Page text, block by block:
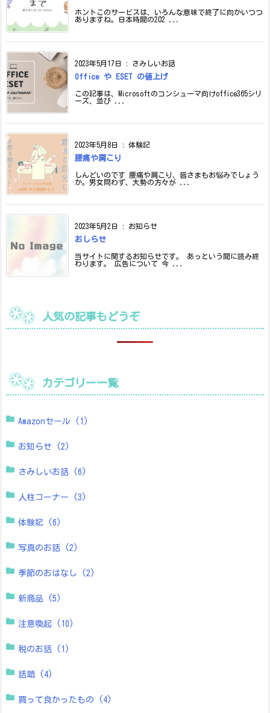
ホントこのサービスは、いろんな意味で終了に向かいつつ
ありますね。日本時間の202 ...
2023年5月17日 : さみしいお話
Office や ESET の値上げ
この記事は、Microsoftのコンシューマ向けoffice365シリ
ーズ、並び ...
2023年5月8日 : 体験記
腰痛や肩こり
しんどいのです 腰痛や肩こり、皆さまもお悩みでしょう
か。男女問わず、大勢の方々が ...
2023年5月2日 : お知らせ
おしらせ
当サイトに関するお知らせです。 あっという間に読み終
わります。 広告について 今 ...
人気の記事もどうぞ
カテゴリー一覧
Amazonセール (1)
お知らせ (2)
さみしいお話 (6)
人柱コーナー (3)
体験記 (6)
写真のお話 (2)
季節のおはなし (2)
新商品 (5)
注意喚起 (10)
税のお話 (1)
話題 (4)
買って良かったもの (4)